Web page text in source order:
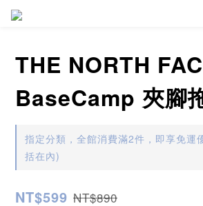
THE NORTH
BaseCamp 夾腳
指定分類，全館消費滿2件，即享免運
括在內)
NT$599 NT$890